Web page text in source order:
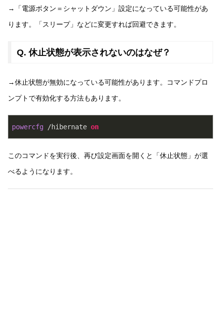
→「電源ボタン＝シャットダウン」設定になっている可能性があ
ります。「スリープ」などに変更すれば回避できます。
Q. 休止状態が表示されないのはなぜ？
→休止状態が無効になっている可能性があります。コマンドプロ
ンプトで有効化する方法もあります。
powercfg /hibernate on
このコマンドを実行後、再び設定画面を開くと「休止状態」が選
べるようになります。